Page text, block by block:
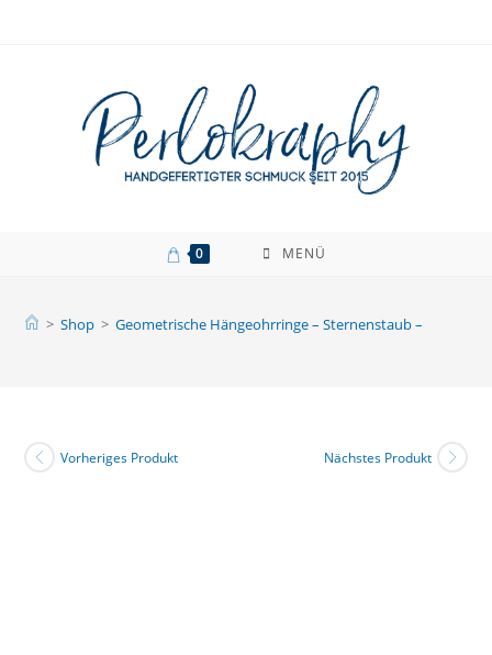
0 MENÜ
> Shop > Geometrische Hängeohrringe – Sternenstaub –
Vorheriges Produkt Nächstes Produkt